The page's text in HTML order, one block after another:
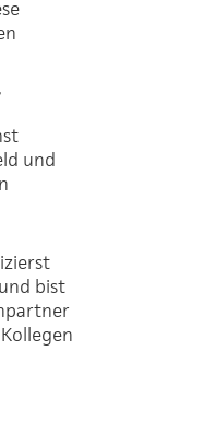
und
bist